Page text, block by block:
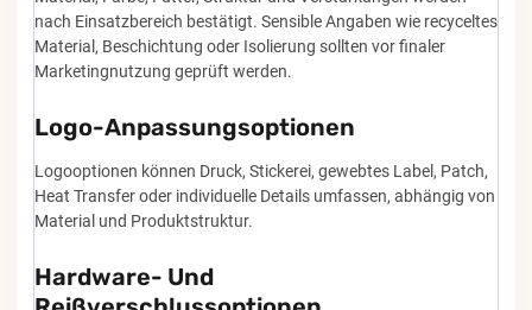
nach Einsatzbereich bestätigt. Sensible Angaben wie recyceltes
Material, Beschichtung oder Isolierung sollten vor finaler
Marketingnutzung geprüft werden.
Logo-Anpassungsoptionen
Logooptionen können Druck, Stickerei, gewebtes Label, Patch,
Heat Transfer oder individuelle Details umfassen, abhängig von
Material und Produktstruktur.
Hardware- Und